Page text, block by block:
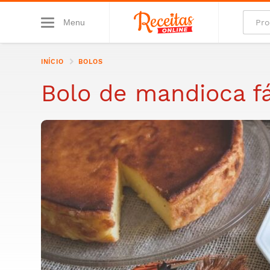
Menu
INÍCIO BOLOS
Bolo de mandioca